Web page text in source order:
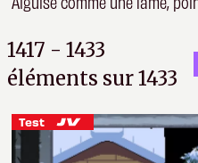
Test
1417 - 1433
éléments sur 1433